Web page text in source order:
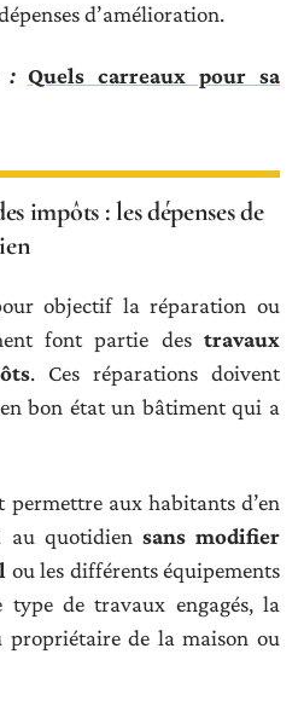
d’amélioration.
: Quels carreaux pour sa
impôts : les dépenses de
objectif la réparation ou
font partie des travaux
. Ces réparations doivent
bon état un bâtiment qui a
permettre aux habitants d’en
au quotidien sans modifier
ou les différents équipements
type de travaux engagés, la
propriétaire de la maison ou